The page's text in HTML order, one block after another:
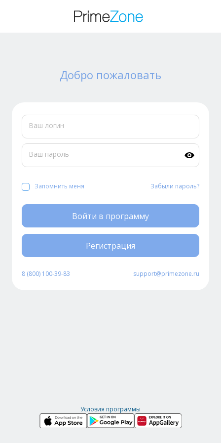
Добро пожаловать
Ваш логин
Ваш пароль
Запомнить меня Забыли пароль?
Регистрация
8 (800) 100-39-83 support@primezone.ru
Условия программы